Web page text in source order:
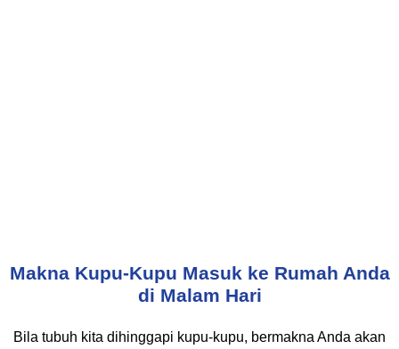
Makna Kupu-Kupu Masuk ke Rumah Anda
di Malam Hari
Bila tubuh kita dihinggapi kupu-kupu, bermakna Anda akan